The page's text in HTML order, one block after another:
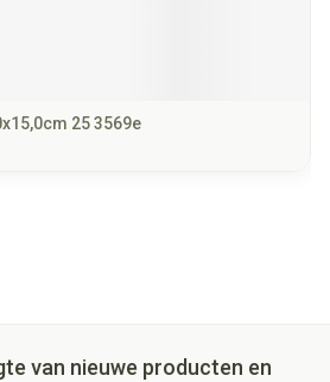
25 3569e
van nieuwe producten en